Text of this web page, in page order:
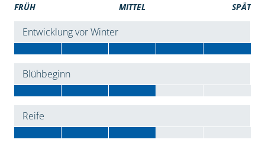
FRÜH MITTEL SPÄT
Entwicklung vor Winter
Blühbeginn
Reife